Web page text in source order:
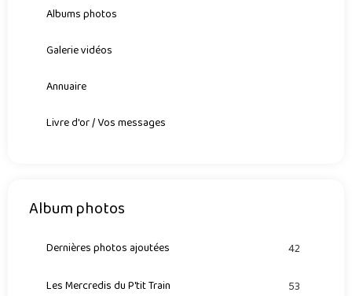
Albums photos
Galerie vidéos
Annuaire
Livre d'or / Vos messages
Album photos
Dernières photos ajoutées 42
Les Mercredis du P'tit Train 53